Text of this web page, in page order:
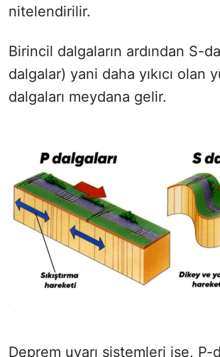
nitelendirilir.
Birincil dalgaların ardından S-
dalgalar) yani daha yıkıcı olan
dalgaları meydana gelir.
Deprem uyarı sistemleri ise, P-